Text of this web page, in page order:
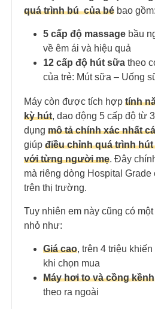
quá trình bú của bé bao gồm:
5 cấp độ massage bầu
về êm ái và hiệu quả
12 cấp độ hút sữa theo
của trẻ: Mút sữa – Uống
Máy còn được tích hợp tính
kỳ hút, dao động 5 cấp độ từ
dụng mô tả chính xác nhất
giúp điều chỉnh quá trình
với từng người mẹ. Đây
mà riêng dòng Hospital
trên thị trường.
Tuy nhiên em này cũng có
nhỏ như:
Giá cao, trên 4 triệu
khi chọn mua
Máy hơi to và cồng kềnh
theo ra ngoài